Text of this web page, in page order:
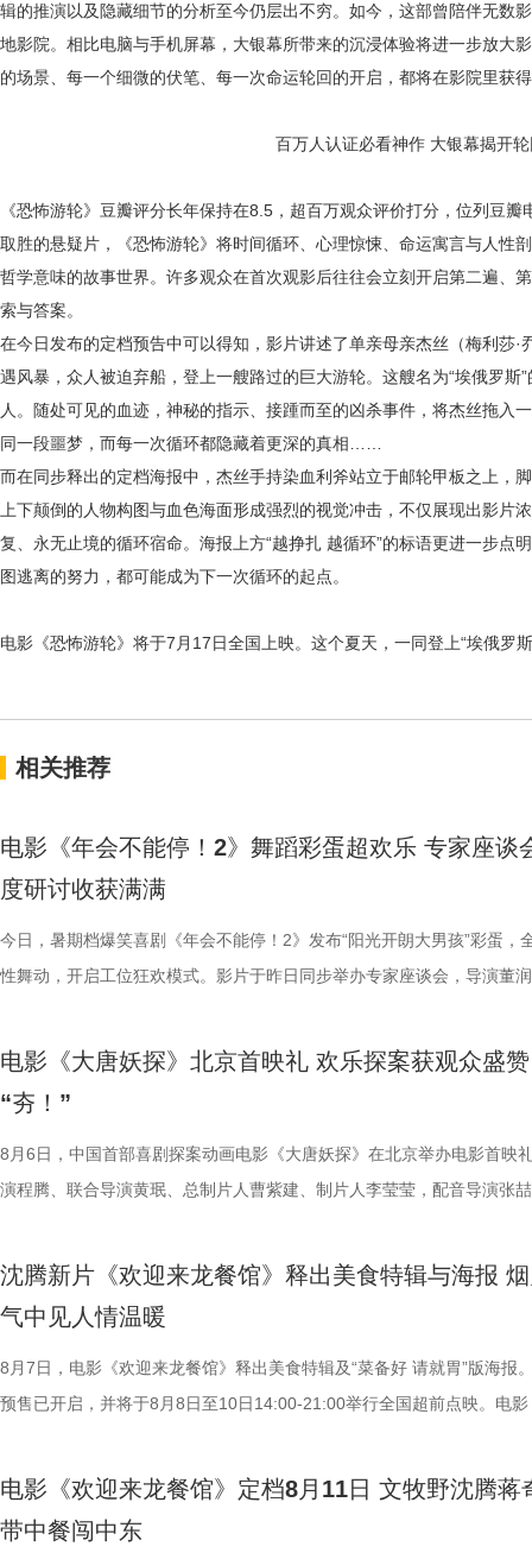
辑的推演以及隐藏细节的分析至今仍层出不穷。如今，这部曾陪伴无数
地影院。相比电脑与手机屏幕，大银幕所带来的沉浸体验将进一步放大
的场景、每一个细微的伏笔、每一次命运轮回的开启，都将在影院里获
百万人认证必看神作 大银幕揭开
《恐怖游轮》豆瓣评分长年保持在8.5，超百万观众评价打分，位列豆
取胜的悬疑片，《恐怖游轮》将时间循环、心理惊悚、命运寓言与人性
哲学意味的故事世界。许多观众在首次观影后往往会立刻开启第二遍、
索与答案。
在今日发布的定档预告中可以得知， 影片讲述了单亲母亲杰丝（梅利莎
遇风暴，众人被迫弃船，登上一艘路过的巨大游轮。这艘名为“埃俄罗斯
人。随处可见的血迹，神秘的指示、接踵而至的凶杀事件，将杰丝拖
同一段噩梦，而每一次循环都隐藏着更深的真相……
而在同步释出的定档海报中，杰丝手持染血利斧站立于邮轮甲板之上，
上下颠倒的人物构图与血色海面形成强烈的视觉冲击，不仅展现出影片
复、永无止境的循环宿命。海报上方“越挣扎 越循环”的标语更进一步点
图逃离的努力，都可能成为下一次循环的起点。
电影《恐怖游轮》将于7月17日全国上映。这个夏天，一同登上“埃俄罗
相关推荐
电影《年会不能停！2》舞蹈彩蛋超欢乐 专家座谈
度研讨收获满满
今日，暑期档爆笑喜剧《年会不能停！2》发布“阳光开朗大男孩”彩蛋，
性舞动，开启工位狂欢模式。影片于昨日同步举办专家座谈会，导演董
流，研讨成果丰硕。影片讲述了“缺心眼”刘奔与“没脾气”马杰包子铺“癫疯
董润年执导，应萝佳担任总制片人，张若昀、白客、高叶领衔主演，大
达菲惊喜出演，孙艺洲特别主演，田雨、王耀庆特别出演，李乃文、李
阳奋强友情出演，童漠男、酷酷的滕、闫佩伦主演，钟汉良特邀出演。
尾彩蛋全员舞力全开 魔性洗脑解锁狂欢时刻 今日，电影《年会
场面，为观众献上一场专属打工人的解压狂欢盛宴。随着音乐声响起，
闪烁，沉闷的办公室一秒切换热舞现场，张若昀、白客、高叶、孙艺洲
动全体员工律动起舞，将所有工作统统抛之脑后；田雨、王耀庆、童漠
solo气场拉满，霸气夺人；李晨、钟汉良双人舞同样舞出风采、看点十
片一大出圈名场面，首映礼、路演现场，主创更是零帧起跳，嗨舞不能
电影《大唐妖探》北京首映礼 欢乐探案获观众盛
“夯！”
8月6日，中国首部喜剧探案动画电影《大唐妖探》在北京举办电影首映
演程腾、联合导演黄珉、总制片人曹紫建、制片人李莹莹，配音导演张
建、蔡海婷、范哲琛等主创悉数亮相，分享幕后趣事，并与现场观众热
演 雷淞然）与初入长安的狼妖实习捕快阿萨（声音出演 张呈）在机关长
开启了一段笑闹互怼的刺激探案之旅。自定档以来，影片以其新奇的世
欢乐热血的冒险故事，以及“喜剧+探案”的类型创新，引发了无数观众的
前点映火热进行中，预售现已全面开启。 主创齐聚畅聊 幕后分
主创现场上手挑战，将片中巧思满满的机关设定延伸至现实；更有观众
沈腾新片《欢迎来龙餐馆》释出美食特辑与海报
气中见人情温暖
8月7日，电影《欢迎来龙餐馆》释出美食特辑及“菜备好 请就胃”版海报
预售已开启，并将于8月8日至10日14:00-21:00举行全国超前点映。电影
远赴中东谋生，在当地与餐馆经理马俊生（蒋奇明 饰）相识，并共同打
人被迫卷入动荡之中，在生存与抉择间面对命运考验。美食特辑以徐福
电影《欢迎来龙餐馆》定档8月11日 文牧野沈腾蒋
带中餐闯中东